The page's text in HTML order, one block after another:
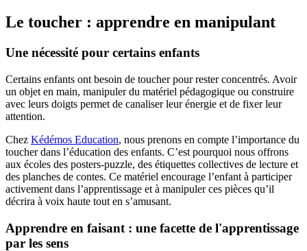
Le toucher : apprendre en manipulant
Une nécessité pour certains enfants
Certains enfants ont besoin de toucher pour rester concentrés. Avoir
un objet en main, manipuler du matériel pédagogique ou construire
avec leurs doigts permet de canaliser leur énergie et de fixer leur
attention.
Chez Kédémos Education, nous prenons en compte l’importance du
toucher dans l’éducation des enfants. C’est pourquoi nous offrons
aux écoles des posters-puzzle, des étiquettes collectives de lecture et
des planches de contes. Ce matériel encourage l’enfant à participer
activement dans l’apprentissage et à manipuler ces pièces qu’il
décrira à voix haute tout en s’amusant.
Apprendre en faisant : une facette de l'apprentissage
par les sens